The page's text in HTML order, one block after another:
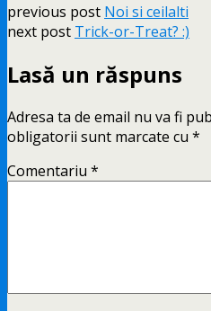
previous post Noi si ceilalti
next post Trick-or-Treat? :)
Lasă un răspuns
Adresa ta de email nu va fi
obligatorii sunt marcate cu *
Comentariu *